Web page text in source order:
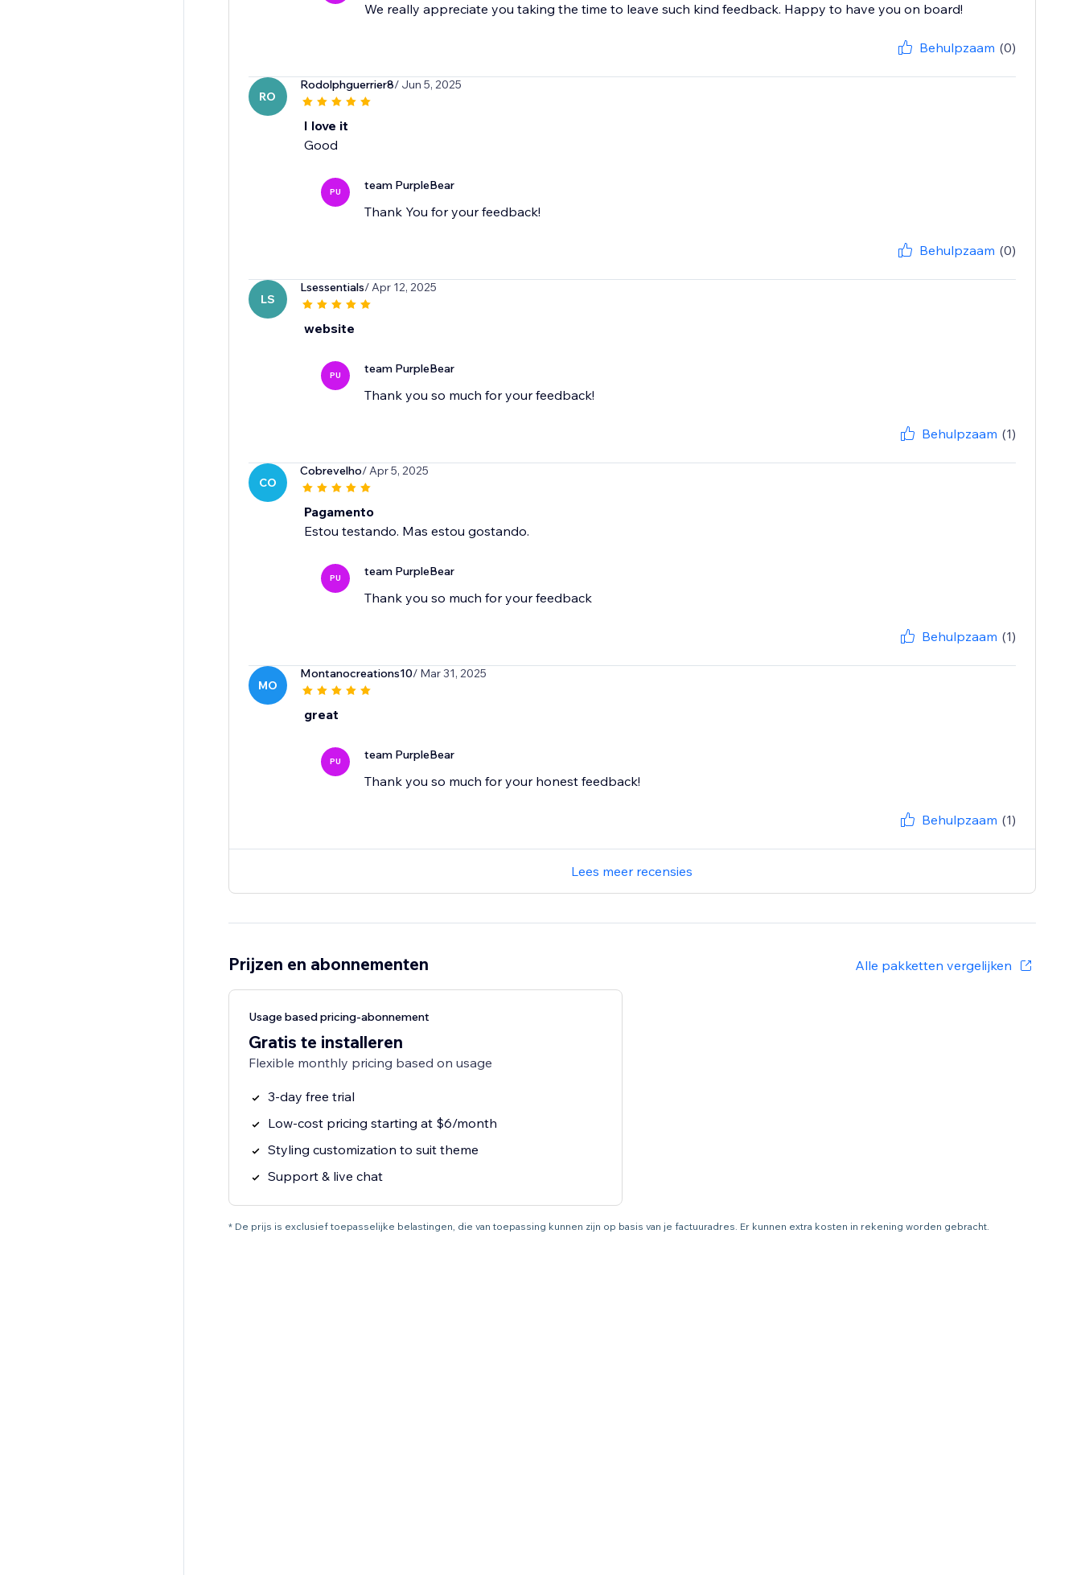
We really appreciate you taking the time to leave such kind feedback. Happy to have you on board!
Behulpzaam (0)
RO
Rodolphguerrier8/ Jun 5, 2025
I love it
Good
PU team PurpleBear
Thank You for your feedback!
Behulpzaam (0)
LS
Lsessentials/ Apr 12, 2025
website
PU team PurpleBear
Thank you so much for your feedback!
Behulpzaam (1)
CO
Cobrevelho/ Apr 5, 2025
Pagamento
Estou testando. Mas estou gostando.
PU team PurpleBear
Thank you so much for your feedback
Behulpzaam (1)
MO
Montanocreations10/ Mar 31, 2025
great
PU team PurpleBear
Thank you so much for your honest feedback!
Behulpzaam (1)
Lees meer recensies
Prijzen en abonnementen Alle pakketten vergelijken
Usage based pricing-abonnement
Gratis te installeren
Flexible monthly pricing based on usage
3-day free trial
Low-cost pricing starting at $6/month
Styling customization to suit theme
Support & live chat
* De prijs is exclusief toepasselijke belastingen, die van toepassing kunnen zijn op basis van je factuuradres. Er kunnen extra kosten in rekening worden gebracht.